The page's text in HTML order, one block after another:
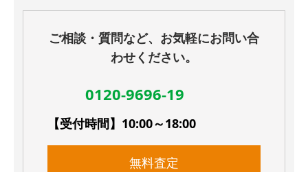
ご相談・質問など、お気軽にお問い合
わせください。
0120-9696-19
【受付時間】10:00～18:00
無料査定